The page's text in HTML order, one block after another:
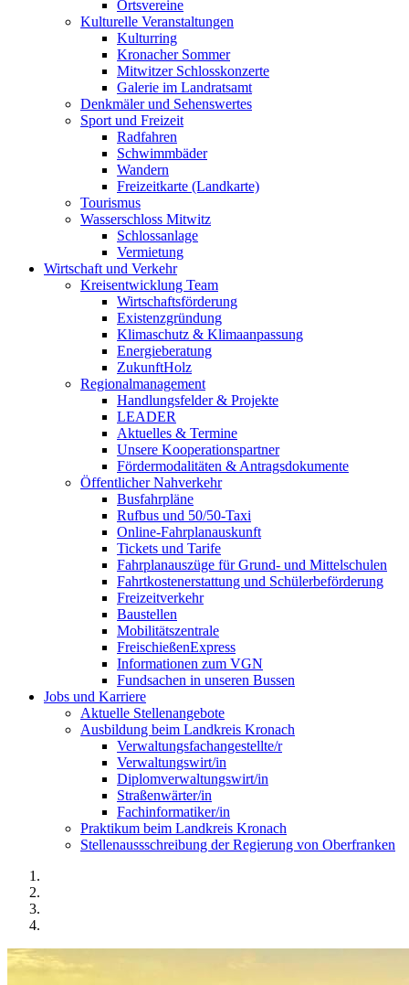
Ortsvereine
Kulturelle Veranstaltungen
Kulturring
Kronacher Sommer
Mitwitzer Schlosskonzerte
Galerie im Landratsamt
Denkmäler und Sehenswertes
Sport und Freizeit
Radfahren
Schwimmbäder
Wandern
Freizeitkarte (Landkarte)
Tourismus
Wasserschloss Mitwitz
Schlossanlage
Vermietung
Wirtschaft und Verkehr
Kreisentwicklung Team
Wirtschaftsförderung
Existenzgründung
Klimaschutz & Klimaanpassung
Energieberatung
ZukunftHolz
Regionalmanagement
Handlungsfelder & Projekte
LEADER
Aktuelles & Termine
Unsere Kooperationspartner
Fördermodalitäten & Antragsdokumente
Öffentlicher Nahverkehr
Busfahrpläne
Rufbus und 50/50-Taxi
Online-Fahrplanauskunft
Tickets und Tarife
Fahrplanauszüge für Grund- und Mittelschulen
Fahrtkostenerstattung und Schülerbeförderung
Freizeitverkehr
Baustellen
Mobilitätszentrale
FreischießenExpress
Informationen zum VGN
Fundsachen in unseren Bussen
Jobs und Karriere
Aktuelle Stellenangebote
Ausbildung beim Landkreis Kronach
Verwaltungsfachangestellte/r
Verwaltungswirt/in
Diplomverwaltungswirt/in
Straßenwärter/in
Fachinformatiker/in
Praktikum beim Landkreis Kronach
Stellenaussschreibung der Regierung von Oberfranken